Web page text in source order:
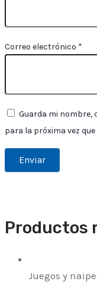
Correo electrónico *
Guarda mi nombre,
para la próxima vez
Productos
Juegos y